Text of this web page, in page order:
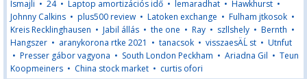
Ismajli • 24• Laptop amortizációs idő • lemaradhat • Hawkhurst •
Johnny Calkins • plus500 review • Latoken exchange • Fulham jtkosok •
Kreis Recklinghausen • Jabil állás • the one • Ray • szllshely • Bernth •
Hangszer • aranykorona rtke 2021 • tanacsok • visszaesÄĹ st • Utnfut
• Presser gábor vagyona • South London Peckham • Ariadna Gil • Teun
Koopmeiners • China stock market • curtis ofori